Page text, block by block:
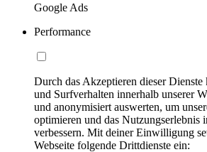
Google Ads
Performance
Durch das Akzeptieren dieser
und Surfverhalten innerhalb unserer
und anonymisiert auswerten, um
optimieren und das Nutzungserlebnis
verbessern. Mit deiner Einwilligung
Webseite folgende Drittdienste ein: